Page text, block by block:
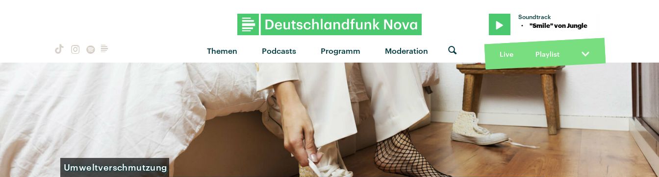
Themen Podcasts Programm Moderation
Soundtrack
"Smile" von Jungle · "Smile" von Jungle · "Smile" von Jungle
Live Playlist
Umweltverschmutzung